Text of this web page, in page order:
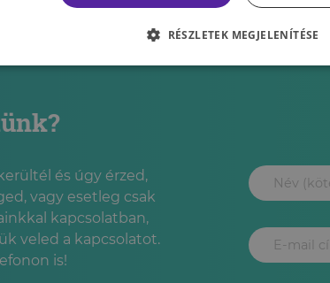
és úgy érzed,
vagy esetleg csak
kapcsolatban,
veled a kapcsolatot.
is!
RÉSZLETEK MEGJELENÍTÉSE